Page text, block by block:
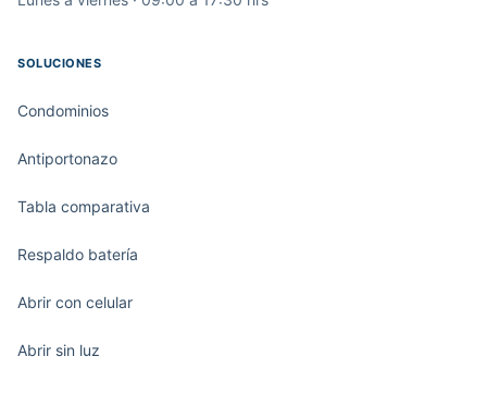
SOLUCIONES
Condominios
Antiportonazo
Tabla comparativa
Respaldo batería
Abrir con celular
Abrir sin luz